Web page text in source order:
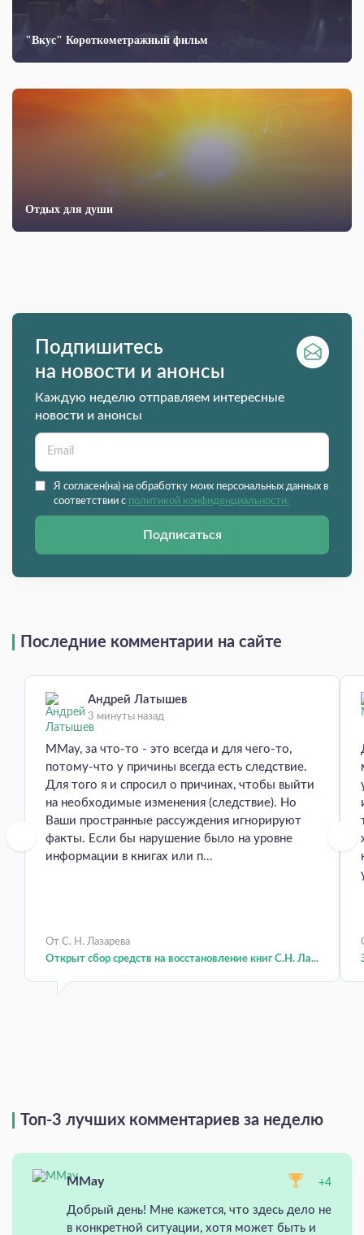
"Вкус" Короткометражный фильм
Отдых для души
Подпишитесь
на новости и анонсы
Каждую неделю отправляем интересные
новости и анонсы
Я согласен(на) на обработку моих персональных данных в
соответствии с политикой конфиденциальности.
Подписаться
Последние комментарии на сайте
Андрей Латышев
3 минуты назад
MMay, за что-то - это всегда и для чего-то,
потому-что у причины всегда есть следствие.
Для того я и спросил о причинах, чтобы выйти
на необходимые изменения (следствие). Но
Ваши пространные рассуждения игнорируют
факты. Если бы нарушение было на уровне
информации в книгах или п...
От С. Н. Лазарева
Открыт сбор средств на восстановление книг С.Н. Ла...
Топ-3 лучших комментариев за неделю
MMay +4
Добрый день! Мне кажется, что здесь дело не
в конкретной ситуации, хотя может быть и